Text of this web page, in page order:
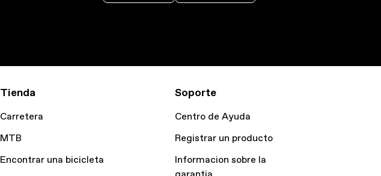
Tienda
Carretera
MTB
Encontrar una bicicleta
Soporte
Centro de Ayuda
Registrar un producto
Informacion sobre la